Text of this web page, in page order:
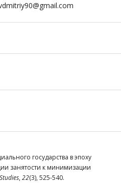
государства в эпоху
занятости к минимизации
, 22(3), 525-540.